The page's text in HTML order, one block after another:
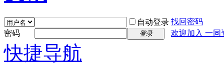
自动登录 找回密码
密码
登录 欢迎加入 一同
快捷导航